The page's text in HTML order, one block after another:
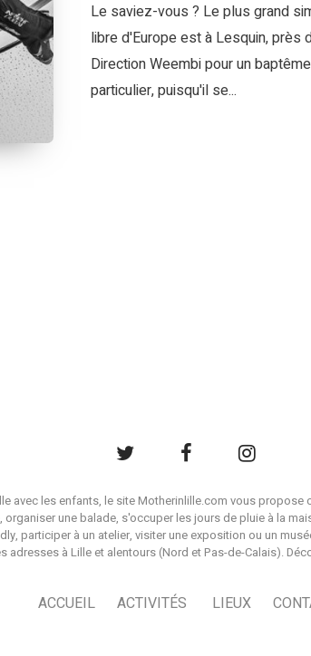
Le saviez-vous ? Le plus grand
libre d'Europe est à Lesquin, près
Direction Weembi pour un
particulier, puisqu'il se...
avec les enfants, le site Motherinlille.com vous
organiser une balade, s'occuper les jours de pluie à la
participer à un atelier, visiter une exposition ou un
adresses à Lille et alentours (Nord et Pas-de-Calais).
ACCUEIL ACTIVITÉS LIEUX